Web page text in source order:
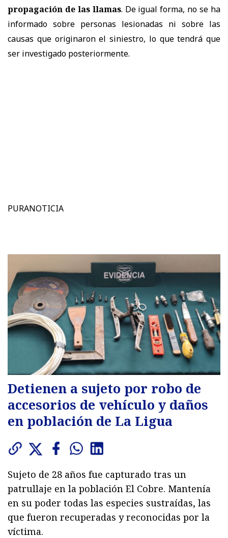
propagación de las llamas. De igual forma, no se ha
informado sobre personas lesionadas ni sobre las
causas que originaron el siniestro, lo que tendrá que
ser investigado posteriormente.
PURANOTICIA
Detienen a sujeto por robo de
accesorios de vehículo y daños
en población de La Ligua
Sujeto de 28 años fue capturado tras un
patrullaje en la población El Cobre. Mantenía
en su poder todas las especies sustraídas, las
que fueron recuperadas y reconocidas por la
víctima.